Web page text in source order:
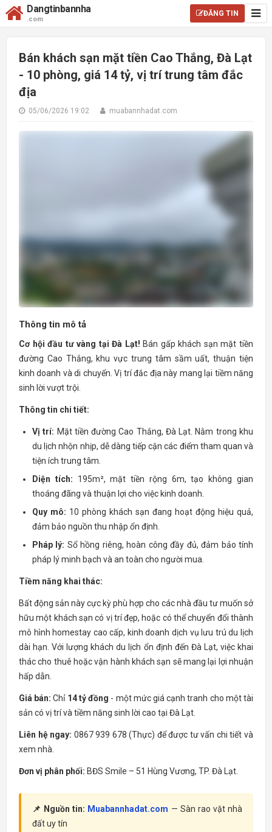
Dangtinbannha
.com
ĐĂNG TIN
Bán khách sạn mặt tiền Cao Thắng, Đà Lạt
- 10 phòng, giá 14 tỷ, vị trí trung tâm đắc
địa
05/06/2026 19:02 muabannhadat.com
Thông tin mô tả
Cơ hội đầu tư vàng tại Đà Lạt! Bán gấp khách sạn mặt tiền
đường Cao Thắng, khu vực trung tâm sầm uất, thuận tiện
kinh doanh và di chuyển. Vị trí đắc địa này mang lại tiềm năng
sinh lời vượt trội.
Thông tin chi tiết:
Vị trí: Mặt tiền đường Cao Thắng, Đà Lạt. Nằm trong khu
du lịch nhộn nhịp, dễ dàng tiếp cận các điểm tham quan và
tiện ích trung tâm.
Diện tích: 195m², mặt tiền rộng 6m, tạo không gian
thoáng đãng và thuận lợi cho việc kinh doanh.
Quy mô: 10 phòng khách sạn đang hoạt động hiệu quả,
đảm bảo nguồn thu nhập ổn định.
Pháp lý: Sổ hồng riêng, hoàn công đầy đủ, đảm bảo tính
pháp lý minh bạch và an toàn cho người mua.
Tiềm năng khai thác:
Bất động sản này cực kỳ phù hợp cho các nhà đầu tư muốn sở
hữu một khách sạn có vị trí đẹp, hoặc có thể chuyển đổi thành
mô hình homestay cao cấp, kinh doanh dịch vụ lưu trú du lịch
dài hạn. Với lượng khách du lịch ổn định đến Đà Lạt, việc khai
thác cho thuê hoặc vận hành khách sạn sẽ mang lại lợi nhuận
hấp dẫn.
Giá bán: Chỉ 14 tỷ đồng - một mức giá cạnh tranh cho một tài
sản có vị trí và tiềm năng sinh lời cao tại Đà Lạt.
Liên hệ ngay: 0867 939 678 (Thực) để được tư vấn chi tiết và
xem nhà.
Đơn vị phân phối: BĐS Smile – 51 Hùng Vương, TP. Đà Lạt.
📌 Nguồn tin: Muabannhadat.com — Sàn rao vặt nhà
đất uy tín